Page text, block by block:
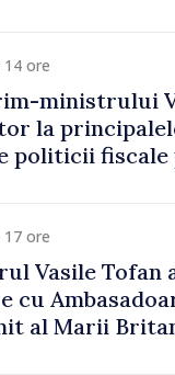
ore
ministrului
la
politicii fiscale
ore
Vasile Tofan
cu
al Marii